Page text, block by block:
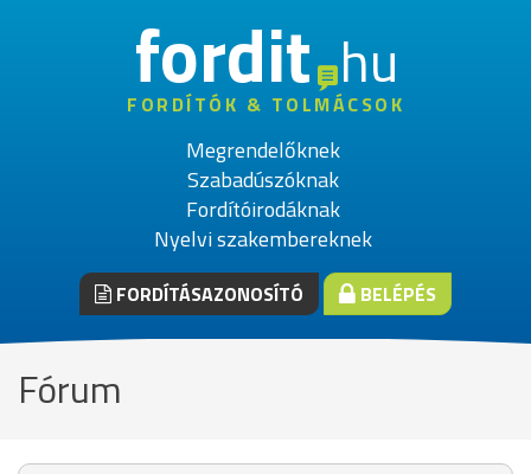
fordithu
FORDÍTÓK & TOLMÁCSOK
Megrendelőknek
Szabadúszóknak
Fordítóirodáknak
Nyelvi szakembereknek
FORDÍTÁSAZONOSÍTÓ BELÉPÉS
Fórum